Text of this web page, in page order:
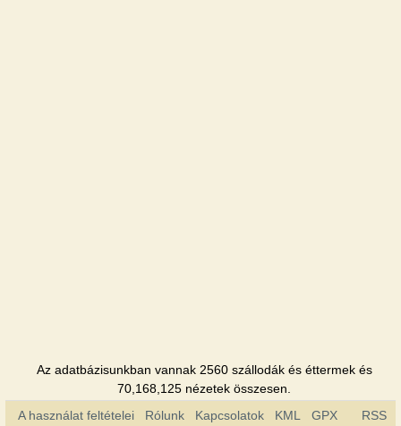
Az adatbázisunkban vannak 2560 szállodák és éttermek és
70,168,125 nézetek összesen.
A használat feltételei
Rólunk Kapcsolatok KML GPX RSS